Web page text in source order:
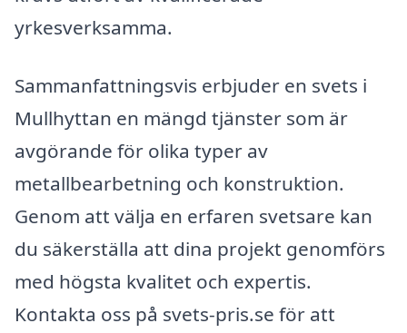
yrkesverksamma.
Sammanfattningsvis erbjuder en svets i
Mullhyttan en mängd tjänster som är
avgörande för olika typer av
metallbearbetning och konstruktion.
Genom att välja en erfaren svetsare kan
du säkerställa att dina projekt genomförs
med högsta kvalitet och expertis.
Kontakta oss på svets-pris.se för att